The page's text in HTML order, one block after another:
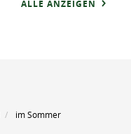
ALLE ANZEIGEN
im Sommer